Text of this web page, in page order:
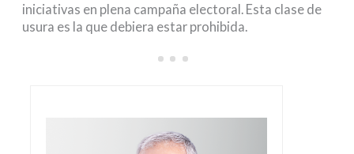
iniciativas en plena campaña electoral. Esta clase de
usura es la que debiera estar prohibida.